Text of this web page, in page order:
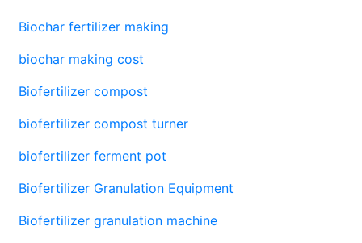
Biochar fertilizer making
biochar making cost
Biofertilizer compost
biofertilizer compost turner
biofertilizer ferment pot
Biofertilizer Granulation Equipment
Biofertilizer granulation machine